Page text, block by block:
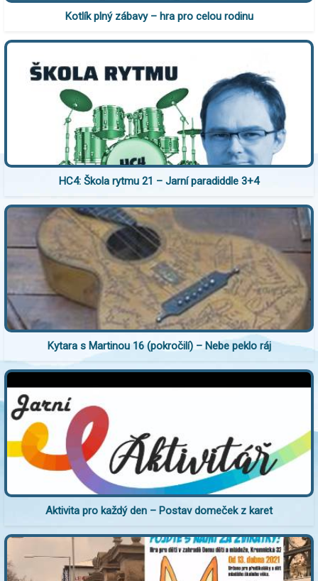
Kotlík plný zábavy – hra pro celou rodinu
HC4: Škola rytmu 21 – Jarní paradiddle 3+4
Kytara s Martinou 16 (pokročilí) – Nebe peklo ráj
Aktivita pro každý den – Postav domeček z karet